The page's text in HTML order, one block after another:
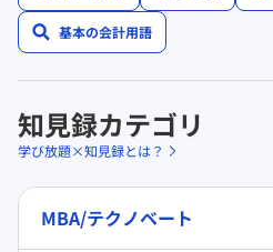
基本の会計用語
知見録カテゴリ
学び放題×知見録とは？
MBA/テクノベート